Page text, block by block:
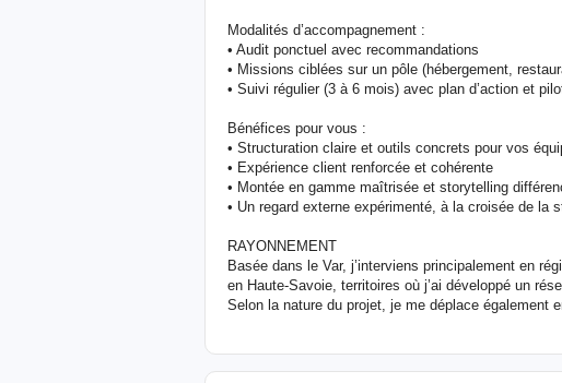
Modalités d’accompagnement :
• Audit ponctuel avec recommandations
• Missions ciblées sur un pôle (hébergement,
• Suivi régulier (3 à 6 mois) avec plan d’action et
Bénéfices pour vous :
• Structuration claire et outils concrets pour vos
• Expérience client renforcée et cohérente
• Montée en gamme maîtrisée et storytelling
• Un regard externe expérimenté, à la croisée de la
RAYONNEMENT
Basée dans le Var, j’interviens principalement en
en Haute-Savoie, territoires où j’ai développé un
Selon la nature du projet, je me déplace également